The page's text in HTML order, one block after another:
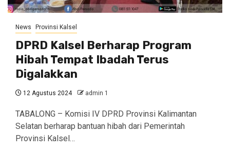
News Provinsi Kalsel
DPRD Kalsel Berharap Program
Hibah Tempat Ibadah Terus
Digalakkan
12 Agustus 2024 admin 1
TABALONG – Komisi IV DPRD Provinsi Kalimantan
Selatan berharap bantuan hibah dari Pemerintah
Provinsi Kalsel…